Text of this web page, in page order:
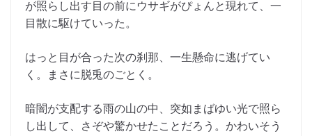
が照らし出す目の前にウサギがぴょんと現れて、一
目散に駆けていった。
はっと目が合った次の刹那、一生懸命に逃げてい
く。まさに脱兎のごとく。
暗闇が支配する雨の山の中、突如まばゆい光で照ら
し出して、さぞや驚かせたことだろう。かわいそう